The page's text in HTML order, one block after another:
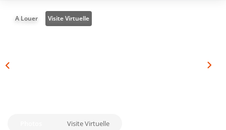
A Louer Visite Virtuelle
Visite Virtuelle